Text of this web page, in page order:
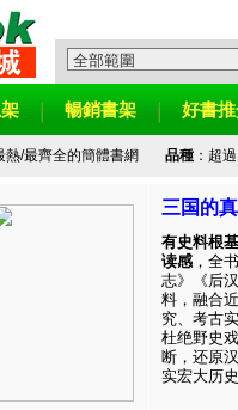
暢銷書架 好書
熱/最齊全的簡體書網 品種：超
三国的
有史料根
读感 ，全
志》《后
料，融合
究、考古
杜绝野史
断，还原
实宏大历